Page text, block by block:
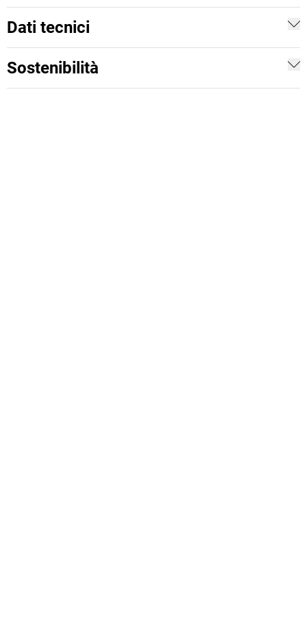
Dati tecnici
Sostenibilità